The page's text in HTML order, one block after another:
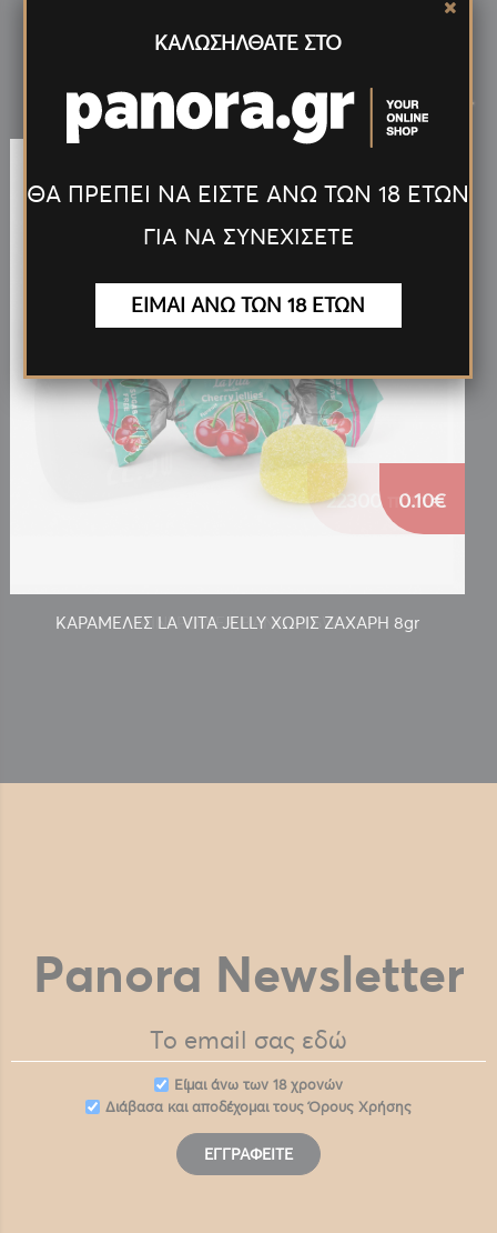
ΝέαΠροϊόντα
ΚΑΡΑΜΕΛΕΣ LA VITA JELLY ΧΩΡΙΣ ΖΑΧΑΡΗ 8gr
0.10€
>
Panora Newsletter
Eίμαι άνω των 18 χρονών
Διάβασα και αποδέχομαι τουςΌρους Χρήσης
ΕΓΓΡΑΦΕΊΤΕ
ΚΑΛΩΣΗΛΘΑΤΕ ΣΤΟ
ΘΑ ΠΡΕΠΕΙ ΝΑ ΕΙΣΤΕ ΑΝΩ ΤΩΝ 18 ΕΤΩΝ
ΓΙΑ ΝΑ ΣΥΝΕΧΙΣΕΤΕ
ΕΙΜΑΙ ΑΝΩ ΤΩΝ 18 ΕΤΩΝ